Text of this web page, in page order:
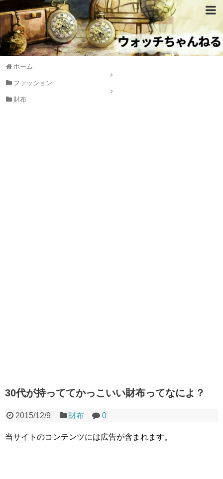
ホーム
ファッション
財布
30代が持っててかっこいい財布ってなによ？
2015/12/9 財布 0
当サイトのコンテンツには広告が含まれます。